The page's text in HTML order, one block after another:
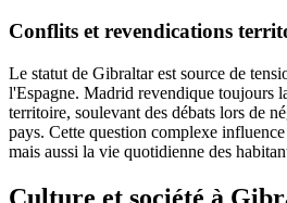
Conflits et revendications
Le statut de Gibraltar est source de
l'Espagne. Madrid revendique toujours
territoire, soulevant des débats lors de
pays. Cette question complexe
mais aussi la vie quotidienne des
Culture et société à